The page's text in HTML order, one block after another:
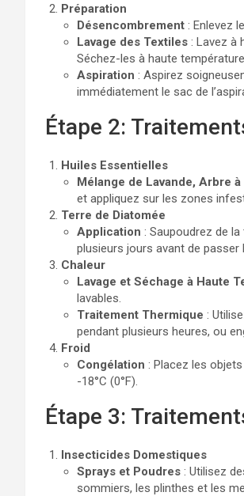
Préparation
Désencombrement : Enlevez
Lavage des Textiles : Lavez à
Séchez-les à haute
Aspiration : Aspirez
immédiatement le sac de
Étape 2:
Huiles Essentielles
Mélange de Lavande, Arbre
et appliquez sur les zones
Terre de Diatomée
Application : Saupoudrez de
plusieurs jours avant de passer
Chaleur
Lavage et Séchage à Haute
lavables.
Traitement Thermique :
pendant plusieurs heures, ou
Froid
Congélation : Placez les
-18°C (0°F).
Étape 3:
Insecticides Domestiques
Sprays et Poudres : Utilisez
sommiers, les plinthes et les